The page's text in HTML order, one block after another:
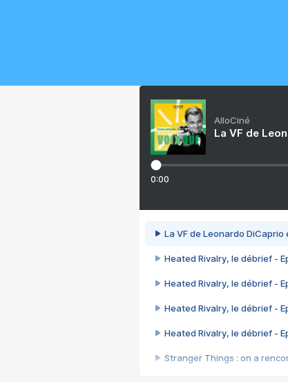
AlloCiné
La VF de
0:00
La VF de Leonardo
Heated Rivalry, le débrief -
Heated Rivalry, le débrief -
Heated Rivalry, le débrief -
Heated Rivalry, le débrief -
Stranger Things : on a